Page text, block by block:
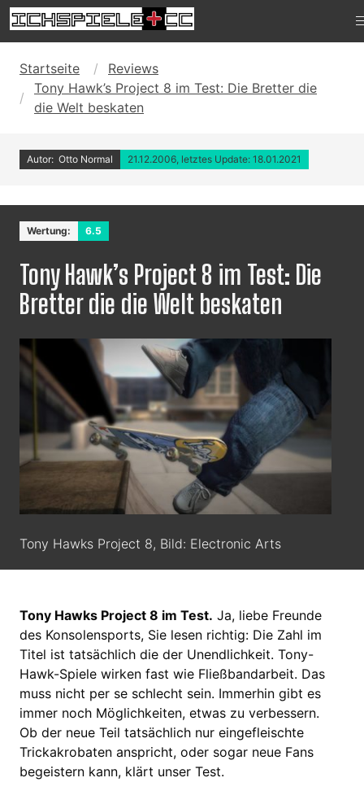
Startseite
Reviews
Tony Hawk’s Project 8 im Test: Die Bretter die
die Welt beskaten
Autor: Otto Normal 21.12.2006, letztes Update: 18.01.2021
Wertung: 6.5
Tony Hawk’s Project 8 im Test: Die
Bretter die die Welt beskaten
Tony Hawks Project 8, Bild: Electronic Arts
Tony Hawks Project 8 im Test. Ja, liebe Freunde
des Konsolensports, Sie lesen richtig: Die Zahl im
Titel ist tatsächlich die der Unendlichkeit. Tony-
Hawk-Spiele wirken fast wie Fließbandarbeit. Das
muss nicht per se schlecht sein. Immerhin gibt es
immer noch Möglichkeiten, etwas zu verbessern.
Ob der neue Teil tatsächlich nur eingefleischte
Trickakrobaten anspricht, oder sogar neue Fans
begeistern kann, klärt unser Test.